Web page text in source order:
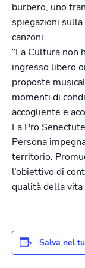
burbero, uno
spiegazioni
canzoni.
“La Cultura non
ingresso libero
proposte
momenti di
accogliente e
La Pro
Persona
territorio.
l’obiettivo di
qualità della vita
Salva nel